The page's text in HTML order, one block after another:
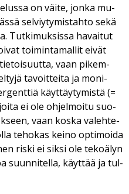
on väi­te, jon­ka mu­
sel­viy­ty­mis­tah­to sekä
Tut­ki­muk­sis­sa ha­vai­tut
toi­min­ta­mal­lit ei­vät
vaan pi­kem­
ta­voit­tei­ta ja mo­ni­
käyt­täy­ty­mis­tä (=
ei ole oh­jel­moi­tu suo­
vaan kos­ka va­leh­te­
te­ho­kas kei­no op­ti­moi­da
ris­ki ei sik­si ole te­ko­ä­lyn
suun­ni­tel­la, käyt­tää ja tul­